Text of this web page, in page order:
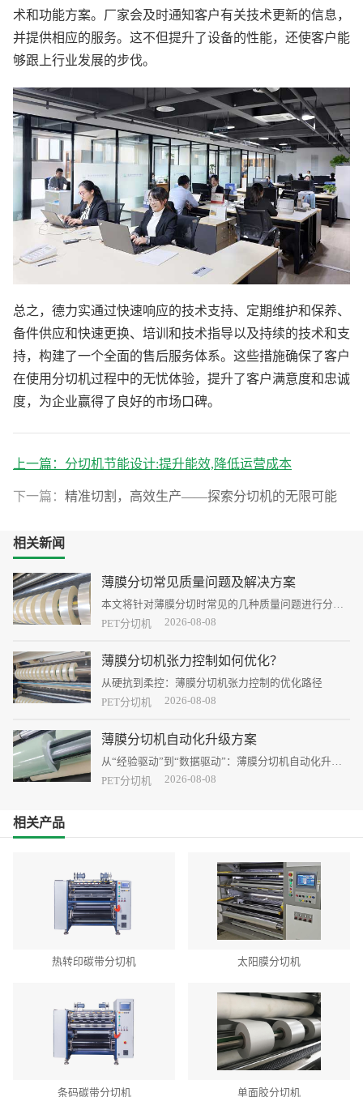
术和功能方案。厂家会及时通知客户有关技术更新的信息，
并提供相应的服务。这不但提升了设备的性能，还使客户能
够跟上行业发展的步伐。
总之，德力实通过快速响应的技术支持、定期维护和保养、
备件供应和快速更换、培训和技术指导以及持续的技术和支
持，构建了一个全面的售后服务体系。这些措施确保了客户
在使用分切机过程中的无忧体验，提升了客户满意度和忠诚
度，为企业赢得了良好的市场口碑。
上一篇： 分切机节能设计:提升能效,降低运营成本
下一篇： 精准切割，高效生产——探索分切机的无限可能
相关新闻
薄膜分切常见质量问题及解决方案
本文将针对薄膜分切时常见的几种质量问题进行分
析，并提出相应的解决措施。
PET分切机 2026-08-08
薄膜分切机张力控制如何优化？
从硬抗到柔控：薄膜分切机张力控制的优化路径
PET分切机
2026-08-08
薄膜分切机自动化升级方案
从“经验驱动”到“数据驱动”：薄膜分切机自动化升级
的路径与价值
PET分切机 2026-08-08
相关产品
热转印碳带分切机 太阳膜分切机
条码碳带分切机 单面胶分切机